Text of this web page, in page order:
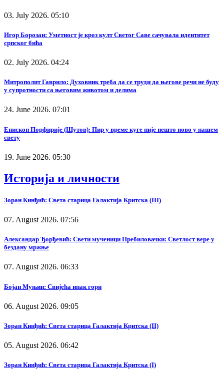
03. July 2026. 05:10
Игор Борозан: Уметност је кроз култ Светог Саве сачувала идентитет
српског бића
02. July 2026. 04:24
Митрополит Гаврило: Духовник треба да се труди да његове речи не буду
у супротности са његовим животом и делима
24. June 2026. 07:01
Епископ Порфирије (Шутов): Пир у време куге није нешто ново у нашем
свету
19. June 2026. 05:30
Историја и личности
Зоран Кинђић: Света старица Галактија Критска (III)
07. August 2026. 07:56
Александар Ђорђевић: Свети мученици Пребиловачки: Светлост вере у
бездану мржње
07. August 2026. 06:33
Бојан Муњин: Свијећа ипак гори
06. August 2026. 09:05
Зоран Кинђић: Света старица Галактија Критска (II)
05. August 2026. 06:42
Зоран Кинђић: Света старица Галактија Критска (I)